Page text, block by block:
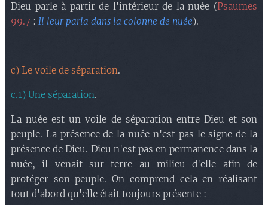
Dieu parle à partir de l'intérieur de la nuée (Psaumes
99.7 : Il leur parla dans la colonne de nuée).
c) Le voile de séparation.
c.1) Une séparation.
La nuée est un voile de séparation entre Dieu et son
peuple. La présence de la nuée n'est pas le signe de la
présence de Dieu. Dieu n'est pas en permanence dans la
nuée, il venait sur terre au milieu d'elle afin de
protéger son peuple. On comprend cela en réalisant
tout d'abord qu'elle était toujours présente :